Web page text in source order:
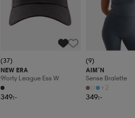
(37)
NEW ERA
9forty League Ess W
349:-
(9)
AIM´N
Sense Bralette
+2
349:-